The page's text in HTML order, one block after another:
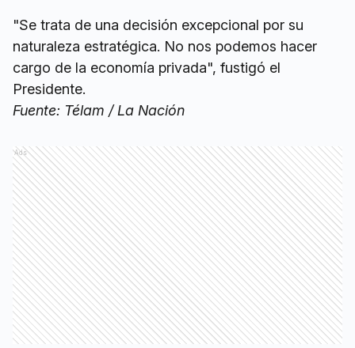
"Se trata de una decisión excepcional por su
naturaleza estratégica. No nos podemos hacer
cargo de la economía privada", fustigó el
Presidente.
Fuente: Télam / La Nación
Ads